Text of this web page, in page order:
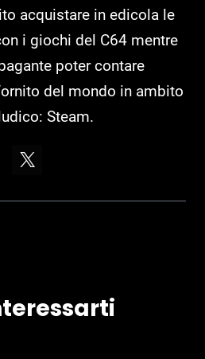
acquistare in edicola le
i giochi del C64 mentre
poter contare
del mondo in ambito
Steam.